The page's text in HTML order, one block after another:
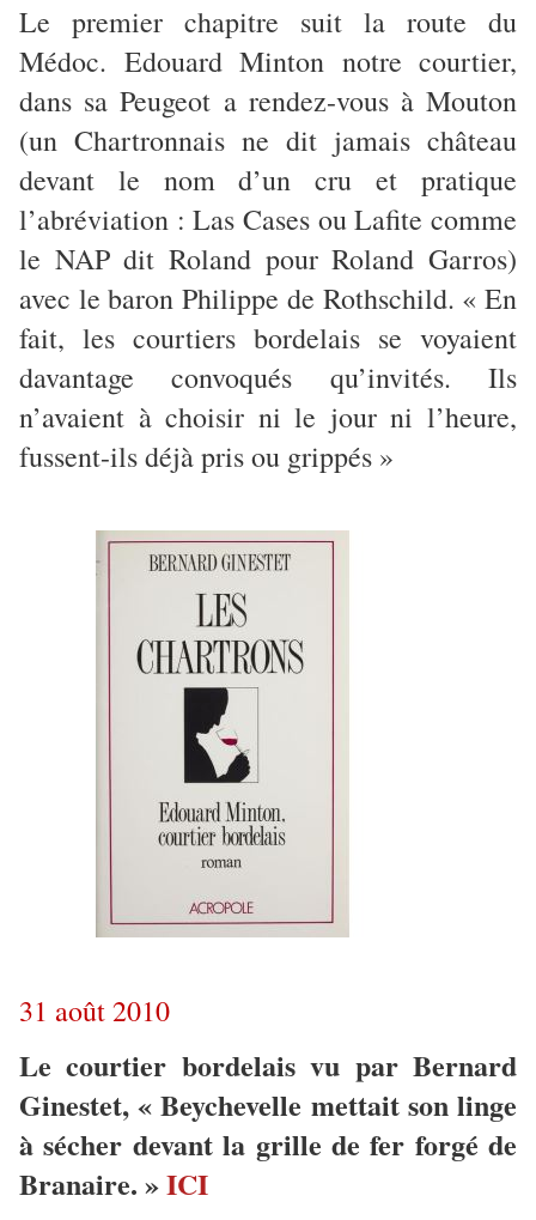
Le premier chapitre suit la route du
Médoc. Edouard Minton notre courtier,
dans sa Peugeot a rendez-vous à Mouton
(un Chartronnais ne dit jamais château
devant le nom d’un cru et pratique
l’abréviation : Las Cases ou Lafite comme
le NAP dit Roland pour Roland Garros)
avec le baron Philippe de Rothschild. « En
fait, les courtiers bordelais se voyaient
davantage convoqués qu’invités. Ils
n’avaient à choisir ni le jour ni l’heure,
fussent-ils déjà pris ou grippés »
31 août 2010
Le courtier bordelais vu par Bernard
Ginestet, « Beychevelle mettait son linge
à sécher devant la grille de fer forgé de
Branaire. »ICI